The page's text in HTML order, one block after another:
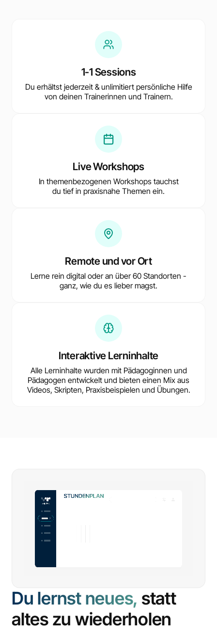
1-1 Sessions
Du erhältst jederzeit & unlimitiert persönliche Hilfe
von deinen Trainerinnen und Trainern.
Live Workshops
In themenbezogenen Workshops tauchst
du tief in praxisnahe Themen ein.
Remote und vor Ort
Lerne rein digital oder an über 60 Standorten -
ganz, wie du es lieber magst.
Interaktive Lerninhalte
Alle Lerninhalte wurden mit Pädagoginnen und
Pädagogen entwickelt und bieten einen Mix aus
Videos, Skripten, Praxisbeispielen und Übungen.
Du lernst neues, statt
altes zu wiederholen